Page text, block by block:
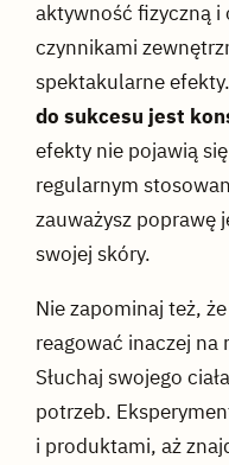
aktywność fizyczną
czynnikami
spektakularne
do sukcesu jest
efekty nie pojawią
regularnym
zauważysz poprawę
swojej skóry.
Nie zapominaj też,
reagować inaczej
Słuchaj swojego
potrzeb.
i produktami, aż